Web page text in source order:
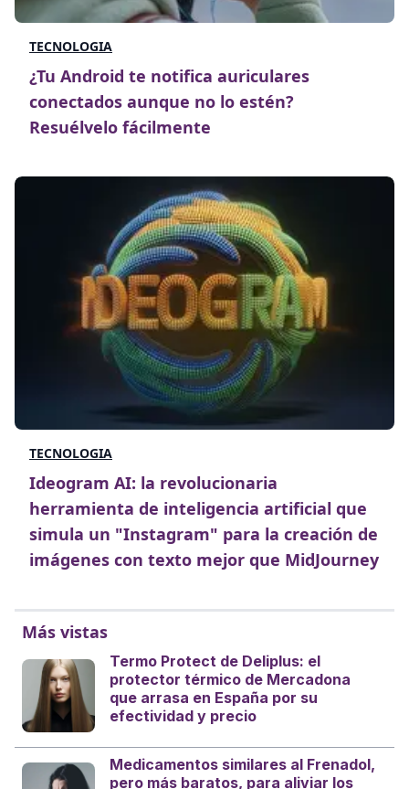
TECNOLOGIA
¿Tu Android te notifica auriculares
conectados aunque no lo estén?
Resuélvelo fácilmente
TECNOLOGIA
Ideogram AI: la revolucionaria
herramienta de inteligencia artificial que
simula un "Instagram" para la creación de
imágenes con texto mejor que MidJourney
Más vistas
Termo Protect de Deliplus: el
protector térmico de Mercadona
que arrasa en España por su
efectividad y precio
Medicamentos similares al Frenadol,
pero más baratos, para aliviar los